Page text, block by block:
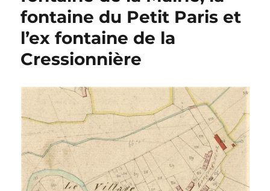
fontaine du Petit Paris et
l’ex fontaine de la
Cressionnière